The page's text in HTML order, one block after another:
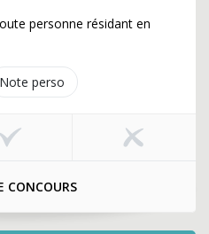
Note perso
personne résidant en
CONCOURS